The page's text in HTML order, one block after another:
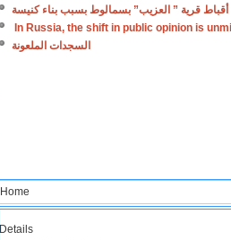
أقباط قرية ” العزيب” بسمالوط بسبب بناء كنيسة
In Russia, the shift in public opinion is
السجدات الملعونة
Home
Details